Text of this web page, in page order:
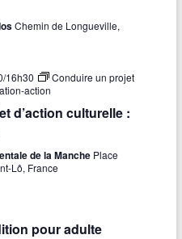
Chemin de Longueville,
/16h30
Conduire un projet
action
d’action culturelle :
de la Manche Place
Lô, France
pour adulte